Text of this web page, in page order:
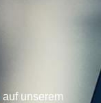
auf unserem